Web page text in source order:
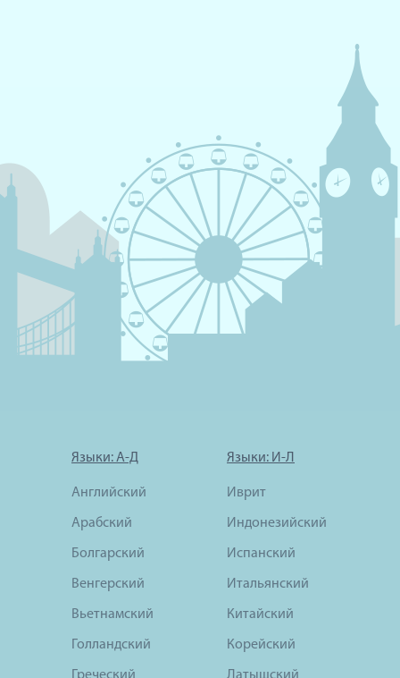
Языки: А-Д
Английский
Арабский
Болгарский
Венгерский
Вьетнамский
Голландский
Языки: И-Л
Иврит
Индонезийский
Испанский
Итальянский
Китайский
Корейский